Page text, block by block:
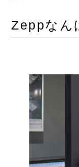
Zeppなん